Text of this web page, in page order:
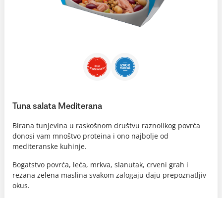
Tuna salata Mediterana
Birana tunjevina u raskošnom društvu raznolikog povrća
donosi vam mnoštvo proteina i ono najbolje od
mediteranske kuhinje.
Bogatstvo povrća, leća, mrkva, slanutak, crveni grah i
rezana zelena maslina svakom zalogaju daju prepoznatljiv
okus.